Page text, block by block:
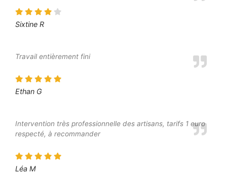
Sixtine R
Travail entièrement fini
Ethan G
Intervention très professionnelle des artisans, tarifs 1 euro
respecté, à recommander
Léa M